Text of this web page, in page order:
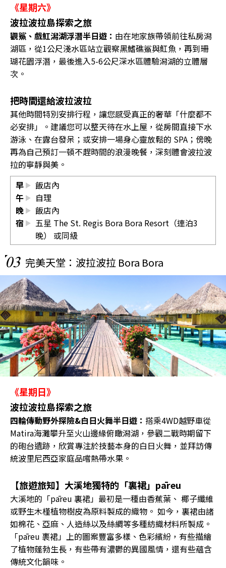
《星期六》
波拉波拉島探索之旅
觀鯊、戲魟潟湖浮潛半日遊： 由在地家族帶領前往私房潟
湖區，從1公尺淺水區站立觀察黑鰭礁鯊與魟魚，再到珊
瑚花園浮潛，最後進入5-6公尺深水區體驗潟湖的立體層
次。
把時間還給波拉波拉
其他時間特別安排行程，讓您感受真正的奢華「什麼都不
必安排」。建議您可以整天待在水上屋，從房間直接下水
游泳、在露台發呆；或安排一場身心靈放鬆的 SPA；傍晚
再為自己預訂一頓不趕時間的浪漫晚餐，深刻體會波拉波
拉的寧靜與美。
早
飯店內
午
自理
晚
飯店內
宿
五星 The St. Regis Bora Bora Resort（連泊3
晚） 或同級
03 完美天堂：波拉波拉 Bora Bora
《星期日》
波拉波拉島探索之旅
四輪傳動野外探險&白日火舞半日遊： 搭乘4WD越野車從
Matira海灘攀升至火山邊緣俯瞰潟湖，參觀二戰時期留下
的砲台遺跡，欣賞專注於技藝本身的白日火舞，並拜訪傳
統波里尼西亞家庭品嚐熱帶水果。
【旅遊旅知】大溪地獨特的「裏裙」pāreu
大溪地的「pāreu 裏裙」最初是一種由香蕉葉、 椰子纖維
或野生木槿植物樹皮為原料製成的織物。 如今，裏裙由諸
如棉花、亞麻、人造絲以及絲綢等多種紡織材料所製成。
「pāreu 裹裙」上的圖案豐富多樣、色彩繽紛，有些描繪
了植物蓬勃生長，有些帶有濃鬱的異國風情，還有些蘊含
傳統文化韻味。